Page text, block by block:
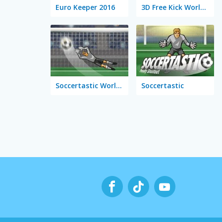
Euro Keeper 2016 3D Free Kick World Cup 18
Soccertastic World Cup 18 Soccertastic